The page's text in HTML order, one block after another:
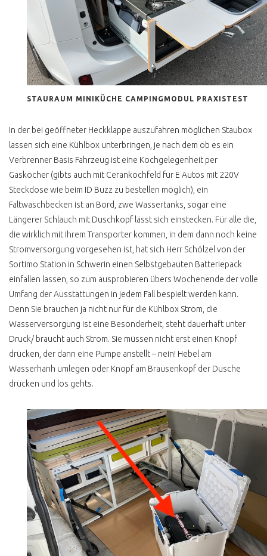
TRAUMBUS SELBST
FINDEN
MEIN BUDGET
ONLINE AUKTIONEN
FAKE ANGEBOTE
GEKAUFT UND
ÜBERFÜHREN
VW BUS CHECK
WERKSTATT
HÄNDLER TRICKKISTE
VERKAUF VON PRIVAT
PERFEKT
VORSICHT VW BUS
BIELEFELD
NORDERSTEDT
GARANTIE &
GEWÄHRLEISTUNG
BUNDESWEHR
RÜCKLÄUFER
ZOLL AUKTIONEN VEBEG
ETC
DRECKIG & SPECKIG
HUNDEGERUCH
STAURAUM MINIKÜCHE CAMPINGMODUL PRAXISTEST
In der bei geöffneter Heckklappe auszufahren möglichen Staubox
lassen sich eine Kühlbox unterbringen, je nach dem ob es ein
Verbrenner Basis Fahrzeug ist eine Kochgelegenheit per
Gaskocher (gibts auch mit Cerankochfeld für E Autos mit 220V
Steckdose wie beim ID Buzz zu bestellen möglich), ein
Faltwaschbecken ist an Bord, zwe Wassertanks, sogar eine
Längerer Schlauch mit Duschkopf lässt sich einstecken. Für alle die,
die wirklich mit Ihrem Transporter kommen, in dem dann noch keine
Stromversorgung vorgesehen ist, hat sich Herr Schölzel von der
Sortimo Station in Schwerin einen Selbstgebauten Batteriepack
einfallen lassen, so zum ausprobieren übers Wochenende der volle
Umfang der Ausstattungen in jedem Fall bespielt werden kann.
Denn Sie brauchen ja nicht nur für die Kühlbox Strom, die
Wasserversorgung ist eine Besonderheit, steht dauerhaft unter
Druck/ braucht auch Strom. Sie müssen nicht erst einen Knopf
drücken, der dann eine Pumpe anstellt – nein! Hebel am
Wasserhanh umlegen oder Knopf am Brausenkopf der Dusche
drücken und los gehts.